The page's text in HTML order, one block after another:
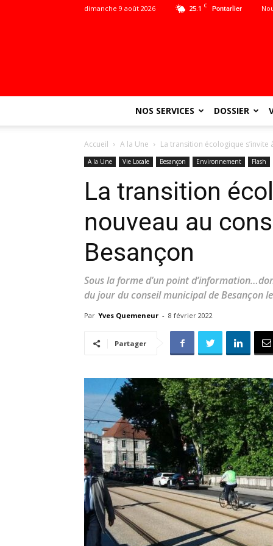
25.1 C Pontarlier
dimanche 9 août 2026
NOS SERVICES DOSSIER
Accueil A la Une La transition écologique
A la Une Vie Locale Besançon Environnement Flash
La transition
nouveau au
Besançon
Sous la forme d’un point
du jour du conseil municipal de Besançon
Par Yves Quemeneur - 8 février 2022
Partager